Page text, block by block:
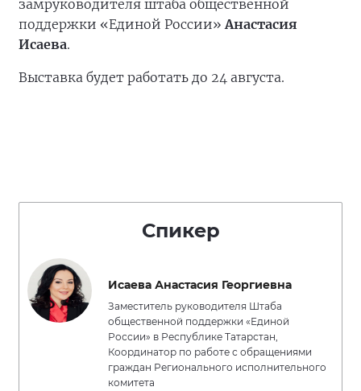
замруководителя штаба общественной
поддержки «Единой России»Анастасия
Исаева.
Выставка будет работать до 24 августа.
Спикер
Исаева Анастасия Георгиевна
Заместитель руководителя Штаба
общественной поддержки «Единой
России» в Республике Татарстан,
Координатор по работе с обращениями
граждан Регионального исполнительного
комитета